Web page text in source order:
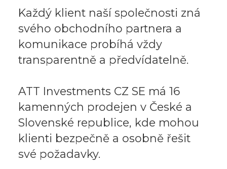
Každý klient naší společnosti zná
svého obchodního partnera a
komunikace probíhá vždy
transparentně a předvídatelně.
ATT Investments CZ SE má 16
kamenných prodejen v České a
Slovenské republice, kde mohou
klienti bezpečně a osobně řešit
své požadavky.